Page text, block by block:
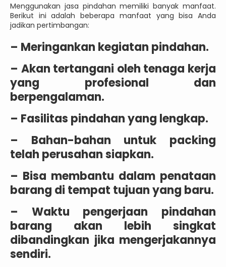
Menggunakan jasa pindahan memiliki banyak manfaat.
Berikut ini adalah beberapa manfaat yang bisa Anda
jadikan pertimbangan:
– Meringankan kegiatan pindahan.
– Akan tertangani oleh tenaga kerja
yang profesional dan
berpengalaman.
– Fasilitas pindahan yang lengkap.
– Bahan-bahan untuk packing
telah perusahan siapkan.
– Bisa membantu dalam penataan
barang di tempat tujuan yang baru.
– Waktu pengerjaan pindahan
barang akan lebih singkat
dibandingkan jika mengerjakannya
sendiri.